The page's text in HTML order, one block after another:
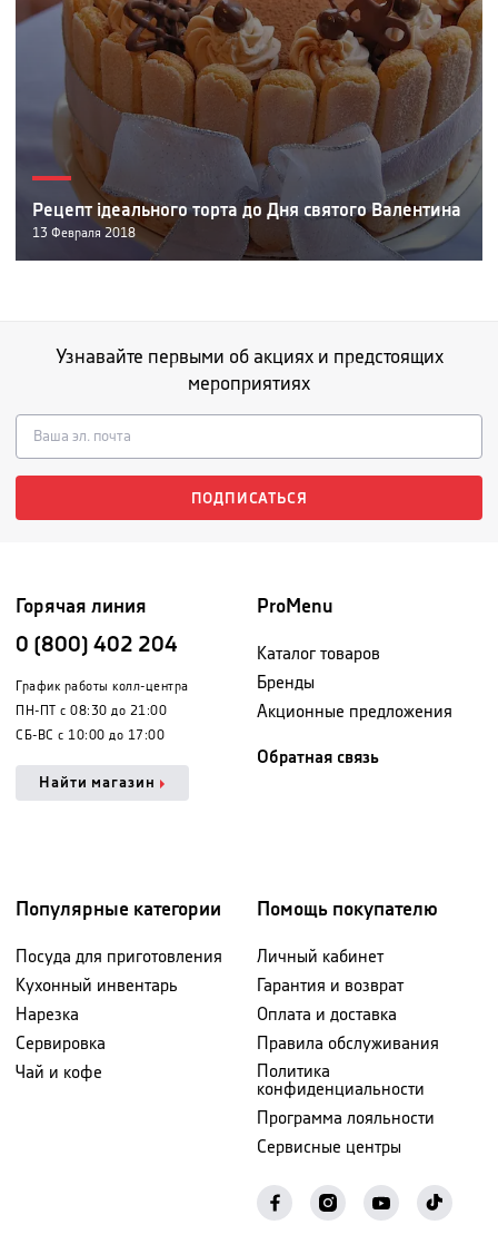
Рецепт ідеального торта до Дня святого Валентина
13 Февраля 2018
Узнавайте первыми об акциях и предстоящих
мероприятиях
ПОДПИСАТЬСЯ
Горячая линия
0 (800) 402 204
График работы колл-центра
ПН-ПТ с 08:30 до 21:00
СБ-ВС с 10:00 до 17:00
Найти магазин
ProMenu
Каталог товаров
Бренды
Акционные предложения
Обратная связь
Популярные категории
Посуда для приготовления
Кухонный инвентарь
Нарезка
Сервировка
Чай и кофе
Помощь покупателю
Личный кабинет
Гарантия и возврат
Оплата и доставка
Правила обслуживания
Политика
конфиденциальности
Программа лояльности
Сервисные центры